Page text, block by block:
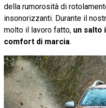
della rumorosità di
insonorizzanti. Durante il
molto il lavoro fatto, un salto
comfort di marcia.